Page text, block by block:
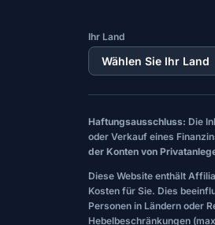
Ihr Land
Haftungsausschluss: Die
oder Verkauf eines
der Konten von
Diese Website enthält
Kosten für Sie. Dies
Personen in Ländern oder
Hebelbeschränkungen